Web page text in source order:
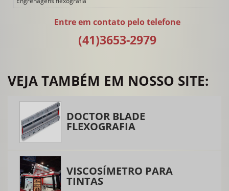
Impressora flexográfica
Impressora flexográfica 8 cores
Impressora flexográfica duas cores
Impressora flexográfica tambor central
Lâmina doctor blade
Lavadora de anilox laser
Lavadora de cilindros anilox
Entre em contato pelo telefone
(41)3653-2979
VEJA TAMBÉM EM NOSSO SITE:
DOCTOR BLADE
FLEXOGRAFIA
VISCOSÍMETRO PARA
TINTAS